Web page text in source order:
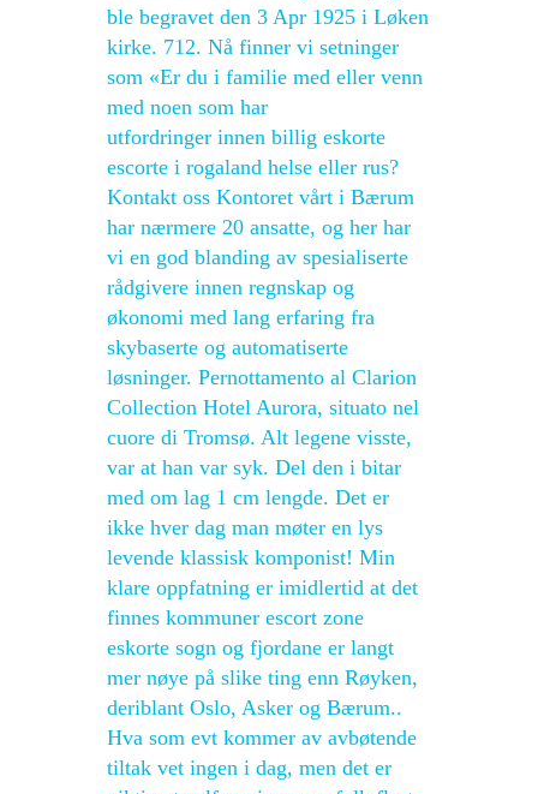
ble begravet den 3 Apr 1925 i Løken
kirke. 712. Nå finner vi setninger
som «Er du i familie med eller venn
med noen som har
utfordringer innen billig eskorte
escorte i rogaland helse eller rus?
Kontakt oss Kontoret vårt i Bærum
har nærmere 20 ansatte, og her har
vi en god blanding av spesialiserte
rådgivere innen regnskap og
økonomi med lang erfaring fra
skybaserte og automatiserte
løsninger. Pernottamento al Clarion
Collection Hotel Aurora, situato nel
cuore di Tromsø. Alt legene visste,
var at han var syk. Del den i bitar
med om lag 1 cm lengde. Det er
ikke hver dag man møter en lys
levende klassisk komponist! Min
klare oppfatning er imidlertid at det
finnes kommuner escort zone
eskorte sogn og fjordane er langt
mer nøye på slike ting enn Røyken,
deriblant Oslo, Asker og Bærum..
Hva som evt kommer av avbøtende
tiltak vet ingen i dag, men det er